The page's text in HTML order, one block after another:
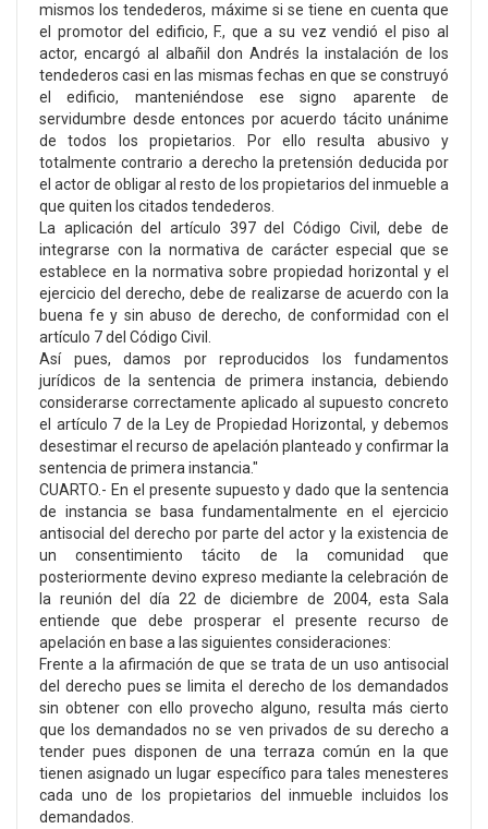
mismos los tendederos, máxime si se tiene en cuenta que
el promotor del edificio, F., que a su vez vendió el piso al
actor, encargó al albañil don Andrés la instalación de los
tendederos casi en las mismas fechas en que se construyó
el edificio, manteniéndose ese signo aparente de
servidumbre desde entonces por acuerdo tácito unánime
de todos los propietarios. Por ello resulta abusivo y
totalmente contrario a derecho la pretensión deducida por
el actor de obligar al resto de los propietarios del inmueble a
que quiten los citados tendederos.
La aplicación del artículo 397 del Código Civil, debe de
integrarse con la normativa de carácter especial que se
establece en la normativa sobre propiedad horizontal y el
ejercicio del derecho, debe de realizarse de acuerdo con la
buena fe y sin abuso de derecho, de conformidad con el
artículo 7 del Código Civil.
Así pues, damos por reproducidos los fundamentos
jurídicos de la sentencia de primera instancia, debiendo
considerarse correctamente aplicado al supuesto concreto
el artículo 7 de la Ley de Propiedad Horizontal, y debemos
desestimar el recurso de apelación planteado y confirmar la
sentencia de primera instancia."
CUARTO.- En el presente supuesto y dado que la sentencia
de instancia se basa fundamentalmente en el ejercicio
antisocial del derecho por parte del actor y la existencia de
un consentimiento tácito de la comunidad que
posteriormente devino expreso mediante la celebración de
la reunión del día 22 de diciembre de 2004, esta Sala
entiende que debe prosperar el presente recurso de
apelación en base a las siguientes consideraciones:
Frente a la afirmación de que se trata de un uso antisocial
del derecho pues se limita el derecho de los demandados
sin obtener con ello provecho alguno, resulta más cierto
que los demandados no se ven privados de su derecho a
tender pues disponen de una terraza común en la que
tienen asignado un lugar específico para tales menesteres
cada uno de los propietarios del inmueble incluidos los
demandados.